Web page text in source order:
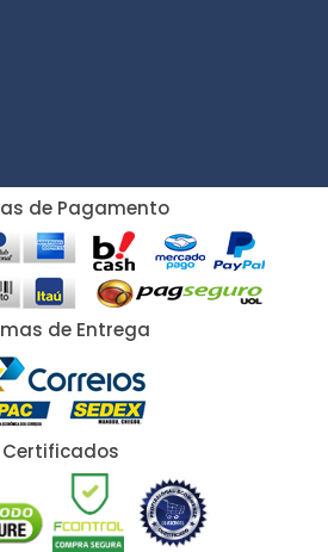
de Pagamento
de Entrega
Certificados